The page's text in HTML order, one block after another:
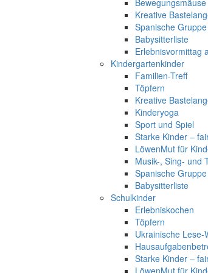
Bewegungsmäuse
Kreative
Spanische Gruppe
Babysitterliste
Erlebnisvormittag
Kindergartenkinder
Familien-Treff
Töpfern
Kreative
Kinderyoga
Sport und Spiel
Starke Kinder –
LöwenMut für
Musik-, Sing- und
Spanische Gruppe
Babysitterliste
Schulkinder
Erlebniskochen
Töpfern
Ukrainische Lese-
Starke Kinder –